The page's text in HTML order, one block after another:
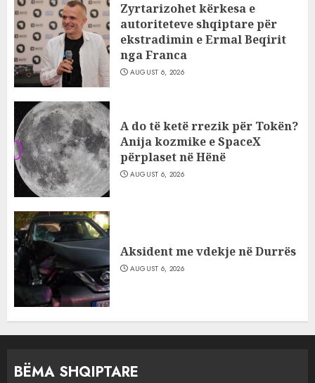
Zyrtarizohet kërkesa e
autoriteteve shqiptare për
ekstradimin e Ermal Beqirit
nga Franca
AUGUST 6, 2026
A do të ketë rrezik për Tokën?
Anija kozmike e SpaceX
përplaset në Hënë
AUGUST 6, 2026
Aksident me vdekje në Durrës
AUGUST 6, 2026
BËMA SHQIPTARE